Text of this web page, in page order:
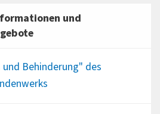
und
Behinderung" des